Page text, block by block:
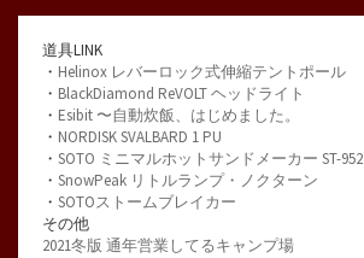
道具LINK
・ Helinox レバーロック式伸縮テントポール
・ BlackDiamond ReVOLT ヘッドライト
・ Esibit 〜自動炊飯、はじめました。
・ NORDISK SVALBARD 1 PU
・ SOTO ミニマルホットサンドメーカー ST-952
・ SnowPeak リトルランプ・ノクターン
・ SOTOストームブレイカー
その他
2021冬版 通年営業してるキャンプ場